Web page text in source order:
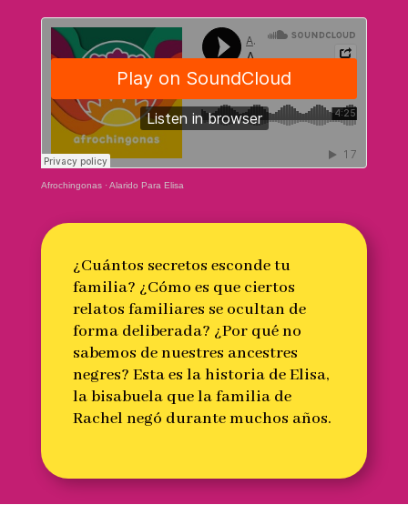
Afrochingonas·Alarido Para Elisa
¿Cuántos secretos esconde tu
familia? ¿Cómo es que ciertos
relatos familiares se ocultan de
forma deliberada? ¿Por qué no
sabemos de nuestres ancestres
negres? Esta es la historia de Elisa,
la bisabuela que la familia de
Rachel negó durante muchos años.